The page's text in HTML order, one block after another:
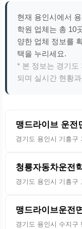
현재 용인시에서
학원 업체는 총 10
양한 업체 정보를
택을 누리세요.
* 본 정보는 경기도
되며 실시간 현황
맹드라이브 운전
경기도 용인시 기흥구
청룡자동차운전
경기도 용인시 기흥구
맹드라이브운전
경기도 용인시 수지구